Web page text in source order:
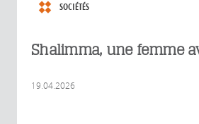
SOCIÉTÉS
Shalimma, une femme
19.04.2026